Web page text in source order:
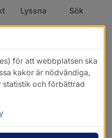
Lyssna Sök
för att webbplatsen ska
kakor är nödvändiga,
statistik och förbättrad